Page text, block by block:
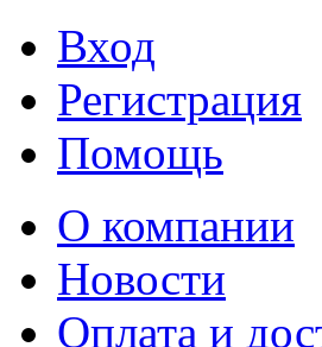
Вход
Регистрация
Помощь
О компании
Новости
Оплата и